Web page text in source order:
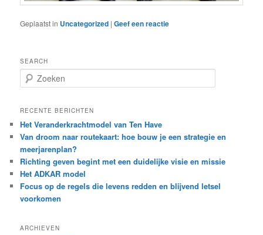
Geplaatst in Uncategorized |Geef een reactie
SEARCH
o
k
n
RECENTE BERICHTEN
Het Veranderkrachtmodel van Ten Have
Van droom naar routekaart: hoe bouw je een strategie en
meerjarenplan?
Richting geven begint met een duidelijke visie en missie
Het ADKAR model
Focus op de regels die levens redden en blijvend letsel
voorkomen
ARCHIEVEN